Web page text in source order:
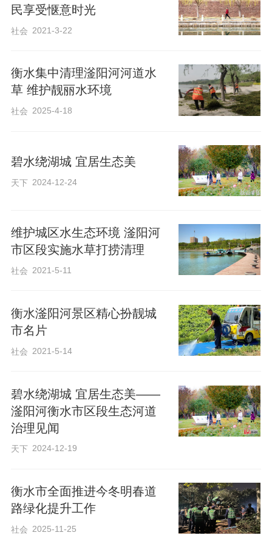
滏阳河管理中心组织打捞人员正在进行水草打捞作业。 杜俊颖 摄
态环境及河道景观环境，近日，衡水市滏
阳河管理中心全面启动春季水草专项打捞
行动，对滏阳河水域内过量生长及腐败断
据悉，随着气温攀升，我市滏阳河风景区
水域的水草也进入了一年中的疯长期。密
水生态平衡，还会阻塞河道、降低行洪能
力，甚至影响沿岸景观与市民亲水体验。
持“机械化作业为主、人工辅助清理为辅”的
高效模式，科学调配力量、分区推进作
业。
中，打捞人员操控设备，通过机械收割装
置将成片的水草切割、收集，再通过传送
装置输送至船舱，实现“收割－收集－转
民享受惬意时光
社会 2021-3-22
衡水集中清理滏阳河河道水
草 维护靓丽水环境
社会 2025-4-18
碧水绕湖城 宜居生态美
天下 2024-12-24
维护城区水生态环境 滏阳河
市区段实施水草打捞清理
社会 2021-5-11
衡水滏阳河景区精心扮靓城
市名片
社会 2021-5-14
碧水绕湖城 宜居生态美——
滏阳河衡水市区段生态河道
治理见闻
天下 2024-12-19
衡水市全面推进今冬明春道
路绿化提升工作
社会 2025-11-25